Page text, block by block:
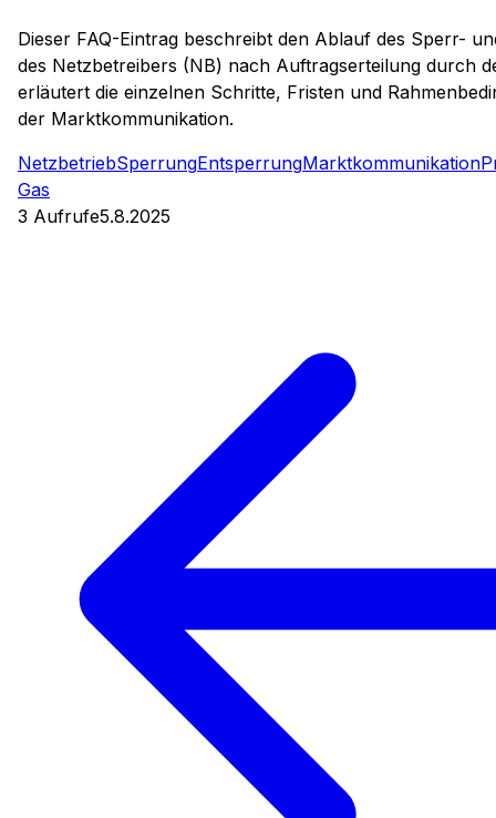
Dieser FAQ-Eintrag beschreibt den Ablauf des Sperr-
des Netzbetreibers (NB) nach Auftragserteilung durch
erläutert die einzelnen Schritte, Fristen und
der Marktkommunikation.
NetzbetriebSperrungEntsperrungMarktkommunikation
Gas
3 Aufrufe5.8.2025